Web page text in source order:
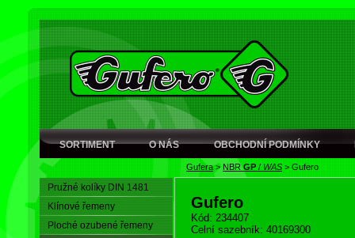
SORTIMENT O NÁS OBCHODNÍ PODMÍNKY
Gufera> NBRGP / WAS > Gufero
Pružné kolíky DIN 1481
Klínové řemeny
Ploché ozubené řemeny
Gufero
Kód: 234407
Celní sazebník: 40169300